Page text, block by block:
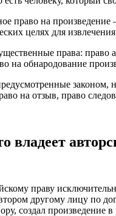
право на
целях для
права: право
на обнародование
законом,
на отзыв, право
владеет
праву
другому лицу по
создал произведение